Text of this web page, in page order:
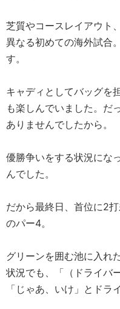
芝質やコースレイアウト
異なる初めての海外試合
す。
キャディとしてバッグを
も楽しんでいました。だ
ありませんでしたから。
優勝争いをする状況にな
んでした。
だから最終日、首位に2
のパー4。
グリーンを囲む池に入れ
状況でも、「（ドライバ
「じゃあ、いけ」とドラ